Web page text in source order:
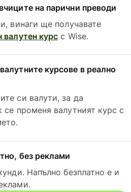
на парични преводи
винаги ще получавате
валутен курс с Wise.
курсове в реално
си валути, за да
се променя валутният курс с
без реклами
Напълно безплатно е и